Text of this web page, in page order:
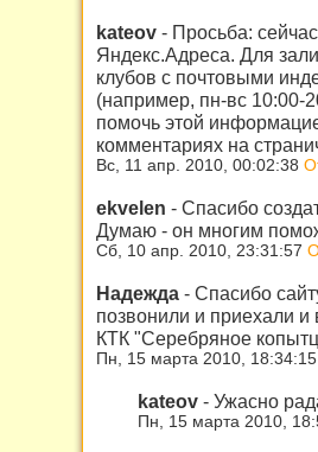
kateov - Просьба:
Яндекс.Адреса. Для
клубов с почтовыми
(например, пн-вс 10:00-
помочь этой
комментариях на
Вс, 11 апр. 2010, 00:02:38
ekvelen - Спасибо
Думаю - он многим
Сб, 10 апр. 2010, 23:31:57
Надежда - Спасибо
позвонили и приехали
КТК "Серебряное
Пн, 15 марта 2010,
kateov - Ужасно
Пн, 15 марта 2010,